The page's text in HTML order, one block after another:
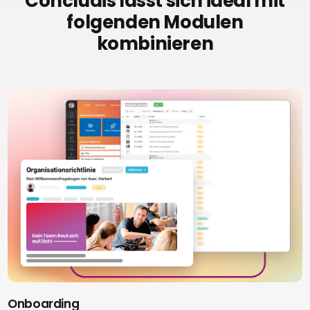
folgenden Modulen
kombinieren
Onboarding